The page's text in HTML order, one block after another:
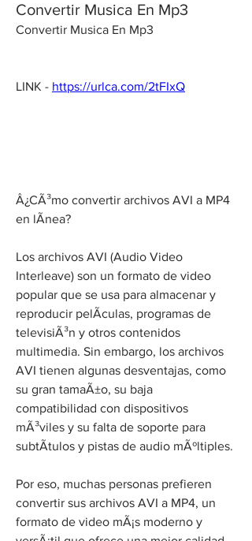
Convertir Musica En Mp3
Convertir Musica En Mp3
LINK - https://urlca.com/2tFIxQ
Â¿CÃ³mo convertir archivos AVI a MP4
en lÃ­nea?
Los archivos AVI (Audio Video
Interleave) son un formato de video
popular que se usa para almacenar y
reproducir pelÃ­culas, programas de
televisiÃ³n y otros contenidos
multimedia. Sin embargo, los archivos
AVI tienen algunas desventajas, como
su gran tamaÃ±o, su baja
compatibilidad con dispositivos
mÃ³viles y su falta de soporte para
subtÃ­tulos y pistas de audio mÃºltiples.
Por eso, muchas personas prefieren
convertir sus archivos AVI a MP4, un
formato de video mÃ¡s moderno y